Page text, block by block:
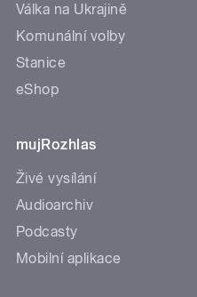
Válka na Ukrajině
Komunální volby
Stanice
eShop
mujRozhlas
Živé vysílání
Audioarchiv
Podcasty
Mobilní aplikace